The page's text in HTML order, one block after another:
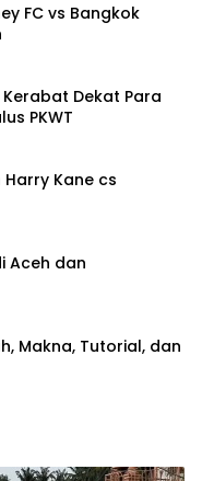
FC vs Bangkok
Dekat Para
PKWT
Kane cs
Aceh dan
Makna, Tutorial, dan